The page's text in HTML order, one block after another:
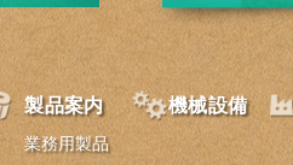
製品案内
業務用製品
機械設備